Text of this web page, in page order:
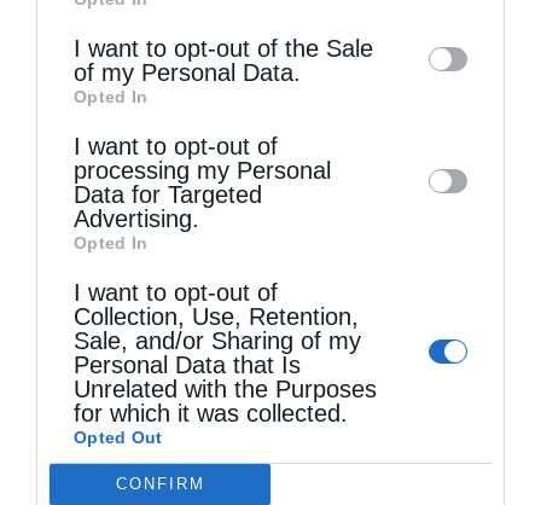
information may also be disclosed by us to
third parties on theIAB’s List of
Downstream Participants
disclose it to other third parties.
I want to opt-out of the Sale
of my Personal Data.
Opted In
I want to opt-out of
processing my Personal
Data for Targeted
Advertising.
Opted In
I want to opt-out of
Collection, Use, Retention,
Sale, and/or Sharing of my
Personal Data that Is
Unrelated with the Purposes
for which it was collected.
Opted Out
CONFIRM
Τελευταία άρθρα
Ελληνικός Ερυθρός Σταυρός: Τι πρέπει να
περιέχει ένα φαρμακείο διακοπών
Η πανήγυρις της Μεταμορφώσεως του Σωτήρος
στη Θεσσαλονίκη
Όταν είσαι ευλαβής